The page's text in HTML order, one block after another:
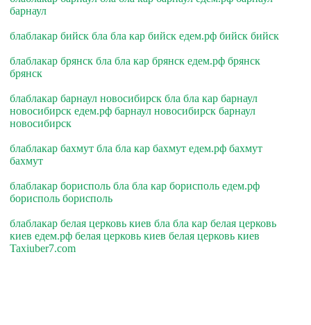
барнаул
блаблакар бийск бла бла кар бийск едем.рф бийск бийск
блаблакар брянск бла бла кар брянск едем.рф брянск
брянск
блаблакар барнаул новосибирск бла бла кар барнаул
новосибирск едем.рф барнаул новосибирск барнаул
новосибирск
блаблакар бахмут бла бла кар бахмут едем.рф бахмут
бахмут
блаблакар борисполь бла бла кар борисполь едем.рф
борисполь борисполь
блаблакар белая церковь киев бла бла кар белая церковь
киев едем.рф белая церковь киев белая церковь киев
Taxiuber7.com